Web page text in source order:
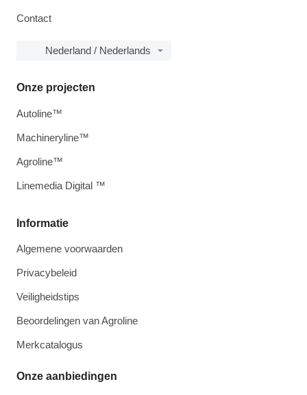
Contact
Nederland / Nederlands
Informatie
Algemene voorwaarden
Privacybeleid
Veiligheidstips
Beoordelingen van Agroline
Merkcatalogus
Onze aanbiedingen
Onze projecten
Autoline™
Machineryline™
Agroline™
Linemedia Digital ™